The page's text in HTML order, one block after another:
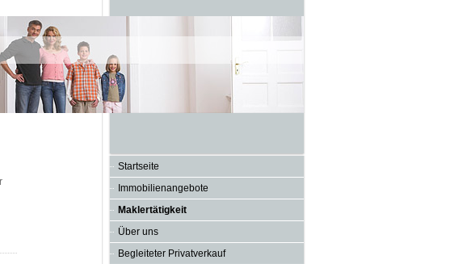
Startseite
Immobilienangebote
Maklertätigkeit
Über uns
Begleiteter Privatverkauf